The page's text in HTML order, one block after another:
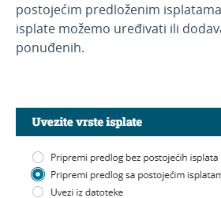
postojećim predloženim
isplate možemo uređivati ili
ponuđenih.